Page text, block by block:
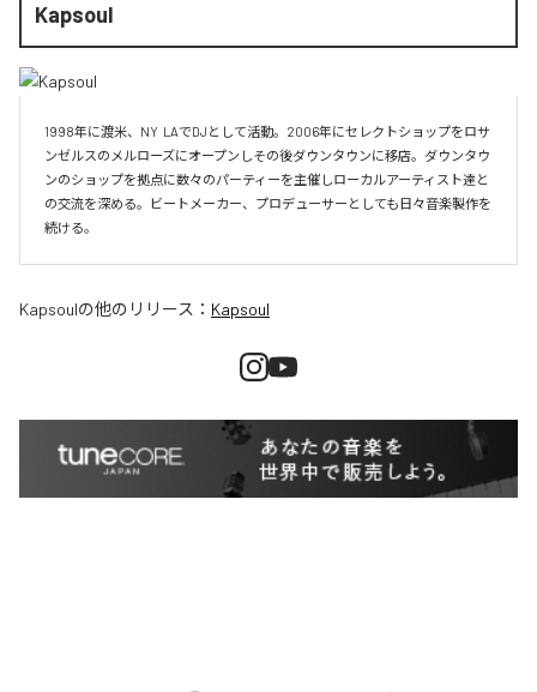
Kapsoul
1998年に渡米、NY  LAでDJとして活動。2006年にセレクトショップをロサ
ンゼルスのメルローズにオープンしその後ダウンタウンに移店。ダウンタウ
ンのショップを拠点に数々のパーティーを主催しローカルアーティスト達と
の交流を深める。ビートメーカー、プロデューサーとしても日々音楽製作を
続ける。
Kapsoulの他のリリース： Kapsoul